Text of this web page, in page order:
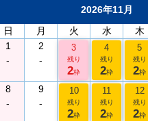
2026年11月
日
月 火 水 木
1
-
2
-
3
残り
2枠
4
残り
2枠
5
残り
2枠
8
-
9
-
10
残り
2枠
11
残り
2枠
12
残り
2枠